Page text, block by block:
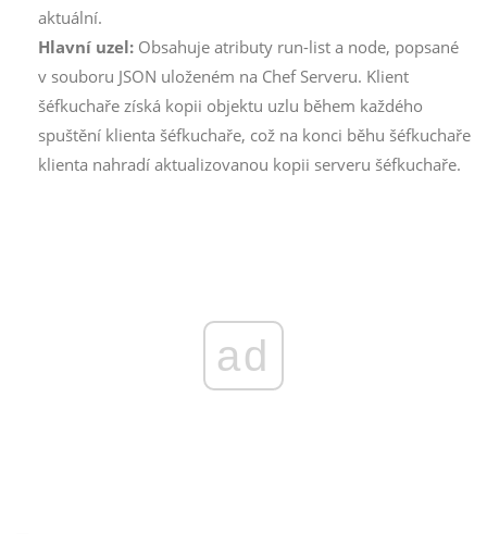
aktuální.
Hlavní uzel: Obsahuje atributy run-list a node, popsané
v souboru JSON uloženém na Chef Serveru. Klient
šéfkuchaře získá kopii objektu uzlu během každého
spuštění klienta šéfkuchaře, což na konci běhu šéfkuchaře
klienta nahradí aktualizovanou kopii serveru šéfkuchaře.
ad